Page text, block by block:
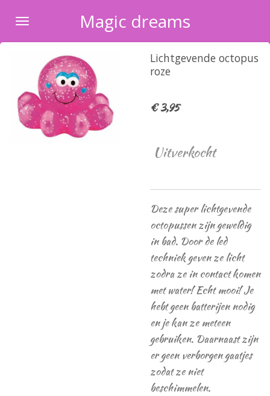
naar
hoofdinhoud
Magic dreams
Lichtgevende octopus
roze
€ 3,95
Uitverkocht
Deze super lichtgevende
octopussen zijn geweldig
in bad. Door de led
techniek geven ze licht
zodra ze in contact komen
met water! Echt mooi! Je
hebt geen batterijen nodig
en je kan ze meteen
gebruiken. Daarnaast zijn
er geen verborgen gaatjes
zodat ze niet
beschimmelen.